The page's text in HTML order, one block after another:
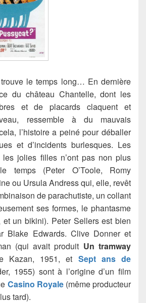
le temps long… En dernière
du château Chantelle, dont les
et de placards claquent et
ressemble à du mauvais
l’histoire a peiné pour déballer
et d’incidents burlesques. Les
jolies filles n’ont pas non plus
temps (Peter O’Toole, Romy
ou Ursula Andress qui, elle, revêt
de parachutiste, un collant
ses formes, le phantasme
un bikini). Peter Sellers est bien
Blake Edwards. Clive Donner et
(qui avait produit Un tramway
Kazan, 1951, et Sept ans de
1955) sont à l’origine d’un film
Casino Royale(même producteur
tard).